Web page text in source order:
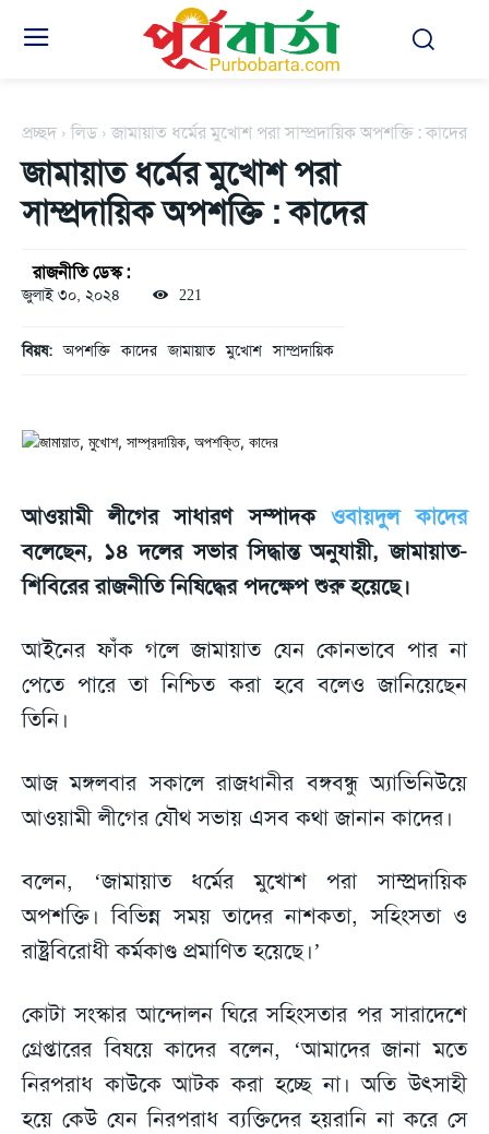
প্রচ্ছদ লিড জামায়াত ধর্মের মুখোশ পরা সাম্প্রদায়িক অপশক্তি : কাদের
জামায়াত ধর্মের মুখোশ পরা
সাম্প্রদায়িক অপশক্তি : কাদের
রাজনীতি ডেস্ক :
জুলাই ৩০, ২০২৪ 221
বিয়ষ: অপশক্তি কাদের জামায়াত মুখোশ সাম্প্রদায়িক
আওয়ামী লীগের সাধারণ সম্পাদকওবায়দুল কাদের
বলেছেন, ১৪ দলের সভার সিদ্ধান্ত অনুযায়ী, জামায়াত-
শিবিরের রাজনীতি নিষিদ্ধের পদক্ষেপ শুরু হয়েছে।
আইনের ফাঁক গলে জামায়াত যেন কোনভাবে পার না
পেতে পারে তা নিশ্চিত করা হবে বলেও জানিয়েছেন
তিনি।
আজ মঙ্গলবার সকালে রাজধানীর বঙ্গবন্ধু অ্যাভিনিউয়ে
আওয়ামী লীগের যৌথ সভায় এসব কথা জানান কাদের।
বলেন, ‘জামায়াত ধর্মের মুখোশ পরা সাম্প্রদায়িক
অপশক্তি। বিভিন্ন সময় তাদের নাশকতা, সহিংসতা ও
রাষ্ট্রবিরোধী কর্মকাণ্ড প্রমাণিত হয়েছে।’
কোটা সংস্কার আন্দোলন ঘিরে সহিংসতার পর সারাদেশে
গ্রেপ্তারের বিষয়ে কাদের বলেন, ‘আমাদের জানা মতে
নিরপরাধ কাউকে আটক করা হচ্ছে না। অতি উৎসাহী
হয়ে কেউ যেন নিরপরাধ ব্যক্তিদের হয়রানি না করে সে